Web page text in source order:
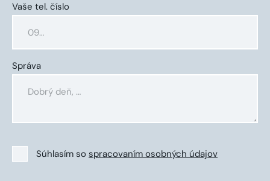
Vaše tel. číslo
Správa
Súhlasím so spracovaním osobných údajov